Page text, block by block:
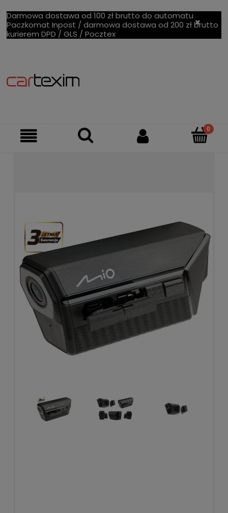
Darmowa dostawa od 100 zł brutto do automatu
Paczkomat Inpost / darmowa dostawa od 200 zł brutto
kurierem DPD / GLS / Pocztex